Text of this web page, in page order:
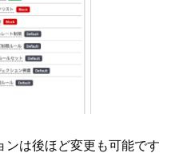
は後ほど変更も可能です